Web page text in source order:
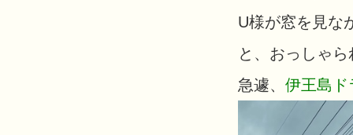
U様が窓を見な
と、おっしゃ
急遽、 伊王島ド